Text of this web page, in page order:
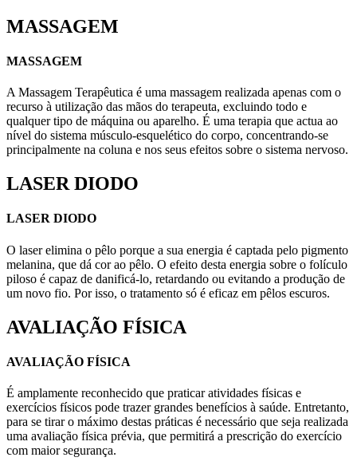
MASSAGEM
MASSAGEM
A Massagem Terapêutica é uma massagem realizada apenas com o
recurso à utilização das mãos do terapeuta, excluindo todo e
qualquer tipo de máquina ou aparelho. É uma terapia que actua ao
nível do sistema músculo-esquelético do corpo, concentrando-se
principalmente na coluna e nos seus efeitos sobre o sistema nervoso.
LASER DIODO
LASER DIODO
O laser elimina o pêlo porque a sua energia é captada pelo pigmento
melanina, que dá cor ao pêlo. O efeito desta energia sobre o folículo
piloso é capaz de danificá-lo, retardando ou evitando a produção de
um novo fio. Por isso, o tratamento só é eficaz em pêlos escuros.
AVALIAÇÃO FÍSICA
AVALIAÇÃO FÍSICA
É amplamente reconhecido que praticar atividades físicas e
exercícios físicos pode trazer grandes benefícios à saúde. Entretanto,
para se tirar o máximo destas práticas é necessário que seja realizada
uma avaliação física prévia, que permitirá a prescrição do exercício
com maior segurança.